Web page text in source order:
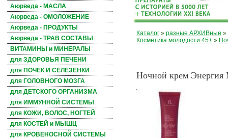
Аюрведа - МАСЛА
Аюрведа - ОМОЛОЖЕНИЕ
Аюрведа - ПРОДУКТЫ
Аюрведа - ТРАВ СОСТАВЫ
ВИТАМИНЫ и МИНЕРАЛЫ
для ЗДОРОВЬЯ ПЕЧЕНИ
для ПОЧЕК И СЕЛЕЗЕНКИ
для ГОЛОВНОГО МОЗГА
для ДЕТСКОГО ОРГАНИЗМА
для ИММУННОЙ СИСТЕМЫ
для КОЖИ, ВОЛОС, НОГТЕЙ
для КОСТЕЙ и МЫШЦ
для КРОВЕНОСНОЙ СИСТЕМЫ
Каталог » разные АРХИВные »
Косметика молодости 45+ »
Ночной крем Энергия